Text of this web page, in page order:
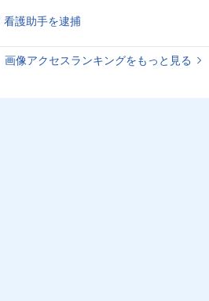
護助手を逮捕
画像アクセスランキングをもっと見る